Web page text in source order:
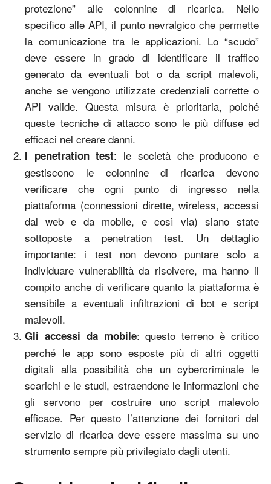
protezione” alle colonnine di ricarica. Nello
specifico alle API, il punto nevralgico che permette
la comunicazione tra le applicazioni. Lo “scudo”
deve essere in grado di identificare il traffico
generato da eventuali bot o da script malevoli,
anche se vengono utilizzate credenziali corrette o
API valide. Questa misura è prioritaria, poiché
queste tecniche di attacco sono le più diffuse ed
efficaci nel creare danni.
I penetration test: le società che producono e
gestiscono le colonnine di ricarica devono
verificare che ogni punto di ingresso nella
piattaforma (connessioni dirette, wireless, accessi
dal web e da mobile, e così via) siano state
sottoposte a penetration test. Un dettaglio
importante: i test non devono puntare solo a
individuare vulnerabilità da risolvere, ma hanno il
compito anche di verificare quanto la piattaforma è
sensibile a eventuali infiltrazioni di bot e script
malevoli.
Gli accessi da mobile: questo terreno è critico
perché le app sono esposte più di altri oggetti
digitali alla possibilità che un cybercriminale le
scarichi e le studi, estraendone le informazioni che
gli servono per costruire uno script malevolo
efficace. Per questo l’attenzione dei fornitori del
servizio di ricarica deve essere massima su uno
strumento sempre più privilegiato dagli utenti.